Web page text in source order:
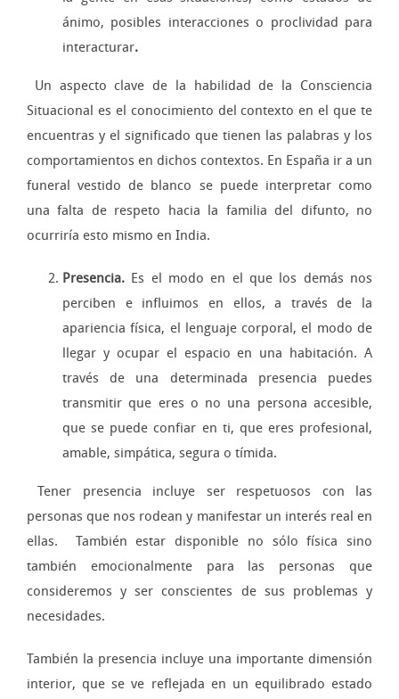
ánimo, posibles interacciones o proclividad para
interacturar.
Un aspecto clave de la habilidad de la Consciencia
Situacional es el conocimiento del contexto en el que te
encuentras y el significado que tienen las palabras y los
comportamientos en dichos contextos. En España ir a un
funeral vestido de blanco se puede interpretar como
una falta de respeto hacia la familia del difunto, no
ocurriría esto mismo en India.
Presencia. Es el modo en el que los demás nos
perciben e influimos en ellos, a través de la
apariencia física, el lenguaje corporal, el modo de
llegar y ocupar el espacio en una habitación. A
través de una determinada presencia puedes
transmitir que eres o no una persona accesible,
que se puede confiar en ti, que eres profesional,
amable, simpática, segura o tímida.
Tener presencia incluye ser respetuosos con las
personas que nos rodean y manifestar un interés real en
ellas. También estar disponible no sólo física sino
también emocionalmente para las personas que
consideremos y ser conscientes de sus problemas y
necesidades.
También la presencia incluye una importante dimensión
interior, que se ve reflejada en un equilibrado estado